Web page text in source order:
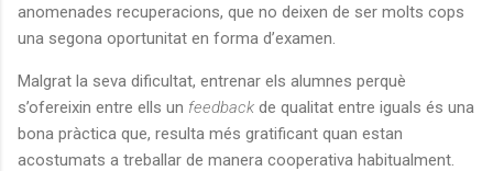
anomenades recuperacions, que no deixen de ser molts cops
una segona oportunitat en forma d’examen.
Malgrat la seva dificultat, entrenar els alumnes perquè
s’ofereixin entre ells un feedback de qualitat entre iguals és una
bona pràctica que, resulta més gratificant quan estan
acostumats a treballar de manera cooperativa habitualment.